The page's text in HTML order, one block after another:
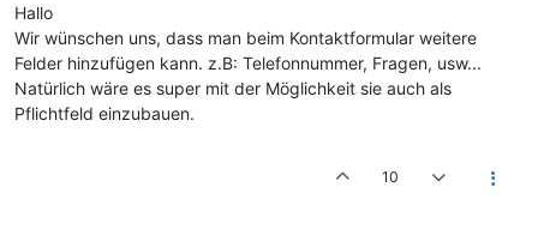
Hallo
Wir wünschen uns, dass man beim Kontaktformular weitere
Felder hinzufügen kann. z.B: Telefonnummer, Fragen, usw...
Natürlich wäre es super mit der Möglichkeit sie auch als
Pflichtfeld einzubauen.
10